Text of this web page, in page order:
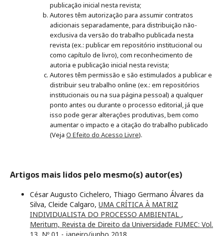
publicação inicial nesta revista;
Autores têm autorização para assumir contratos
adicionais separadamente, para distribuição não-
exclusiva da versão do trabalho publicada nesta
revista (ex.: publicar em repositório institucional ou
como capítulo de livro), com reconhecimento de
autoria e publicação inicial nesta revista;
Autores têm permissão e são estimulados a publicar e
distribuir seu trabalho online (ex.: em repositórios
institucionais ou na sua página pessoal) a qualquer
ponto antes ou durante o processo editorial, já que
isso pode gerar alterações produtivas, bem como
aumentar o impacto e a citação do trabalho publicado
(Veja O Efeito do Acesso Livre).
Artigos mais lidos pelo mesmo(s) autor(es)
César Augusto Cichelero, Thiago Germano Álvares da
Silva, Cleide Calgaro, UMA CRÍTICA À MATRIZ
INDIVIDUALISTA DO PROCESSO AMBIENTAL ,
Meritum, Revista de Direito da Universidade FUMEC: Vol.